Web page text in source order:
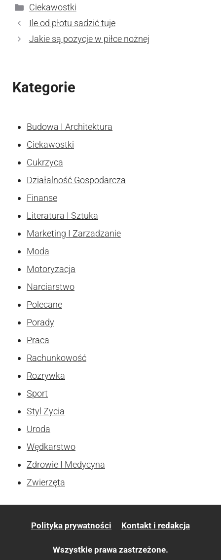
Kategorie
Ciekawostki
Ile od płotu sadzić tuje
Jakie są pozycje w piłce nożnej
Kategorie
Budowa I Architektura
Ciekawostki
Cukrzyca
Działalność Gospodarcza
Finanse
Literatura I Sztuka
Marketing I Zarzadzanie
Moda
Motoryzacja
Narciarstwo
Polecane
Porady
Praca
Rachunkowość
Rozrywka
Sport
Styl Zycia
Uroda
Wędkarstwo
Zdrowie I Medycyna
Zwierzęta
Polityka prywatności Kontakt i redakcja
Wszystkie prawa zastrzeżone.